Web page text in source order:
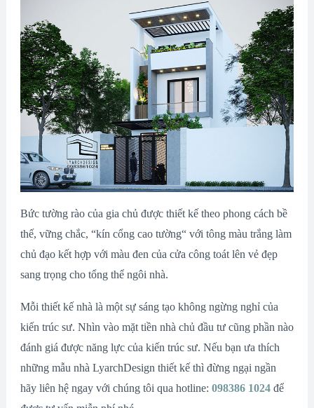
Bức tường rào của gia chủ được thiết kế theo phong cách bề
thế, vững chắc, “kín cổng cao tường“ với tông màu trắng làm
chủ đạo kết hợp với màu đen của cửa công toát lên vẻ đẹp
sang trọng cho tổng thể ngôi nhà.
Mỗi thiết kế nhà là một sự sáng tạo không ngừng nghỉ của
kiến trúc sư. Nhìn vào mặt tiền nhà chủ đầu tư cũng phần nào
đánh giá được năng lực của kiến trúc sư. Nếu bạn ưa thích
những mẫu nhà LyarchDesign thiết kế thì đừng ngại ngần
hãy liên hệ ngay với chúng tôi qua hotline: 098386 1024để